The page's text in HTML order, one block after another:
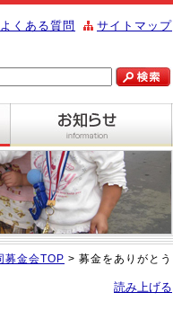
サイトマップ
よくある質問
募金会TOP > 募金をありがとう
読み上げる